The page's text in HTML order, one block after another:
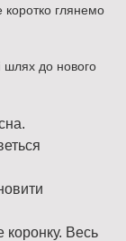
коротко глянемо
шлях до нового
коронку. Весь